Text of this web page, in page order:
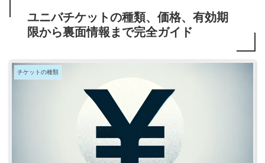
ユニバチケットの種類、価格、有効期
限から裏面情報まで完全ガイド
チケットの種類